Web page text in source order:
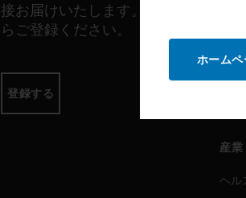
接お届けいたします。以下か
らご登録ください。
登録する
プロ
産業
ヘル
ホーム